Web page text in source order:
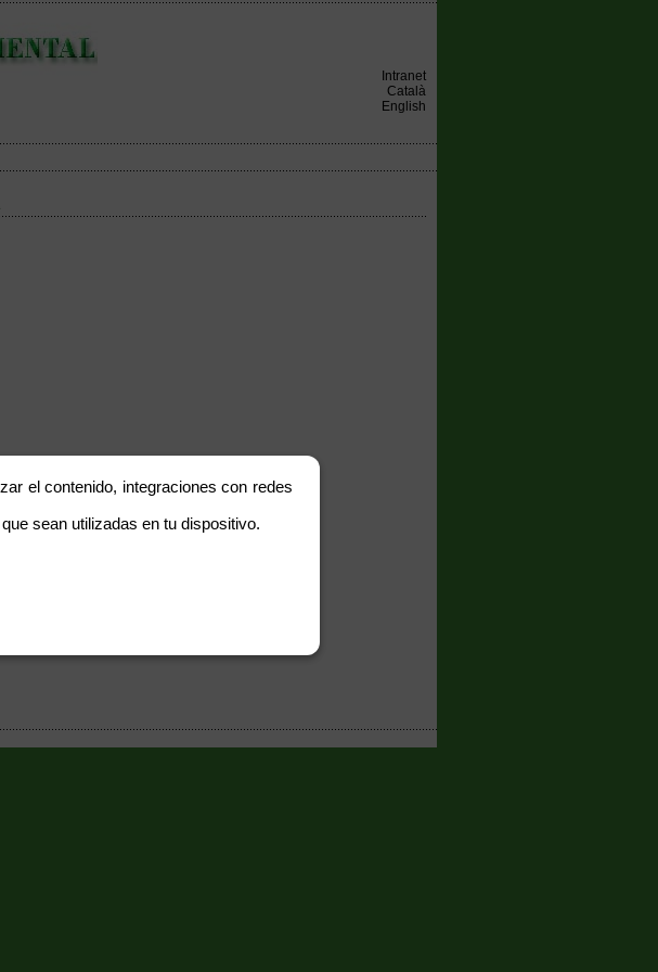
Intranet
Català
English
el contenido, integraciones con redes
sean utilizadas en tu dispositivo.